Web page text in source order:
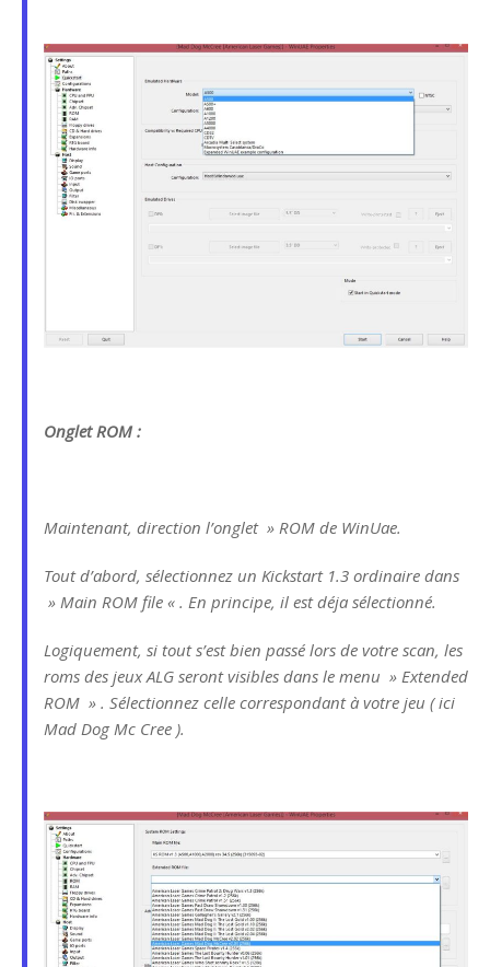
Onglet ROM :
Maintenant, direction l’onglet » ROM de WinUae.
Tout d’abord, sélectionnez un Kickstart 1.3 ordinaire dans
» Main ROM file « . En principe, il est déja sélectionné.
Logiquement, si tout s’est bien passé lors de votre scan, les
roms des jeux ALG seront visibles dans le menu » Extended
ROM » . Sélectionnez celle correspondant à votre jeu ( ici
Mad Dog Mc Cree ).